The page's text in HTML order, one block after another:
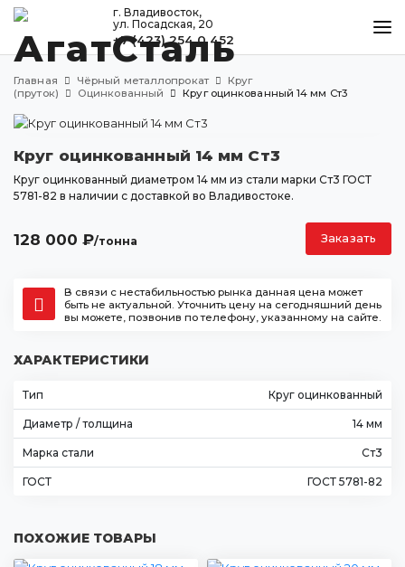
г. Владивосток,
ул. Посадская, 20
+7 (423) 254 0 452
КАТАЛОГ
МЕТАЛЛООБРАБОТКА
ДОСТАВКА И ОПЛАТА
КОНТАКТЫ
Владивосток
ул. Посадская, 20
agatstal@mail.ru
Главная Чёрный металлопрокат
Круг
(пруток)
Оцинкованный Круг оцинкованный 14 мм Ст3
Круг оцинкованный 14 мм Ст3
Круг оцинкованный диаметром 14 мм из стали марки Ст3 ГОСТ
5781-82 в наличии с доставкой во Владивостоке.
128 000 ₽/тонна Заказать
В связи с нестабильностью рынка данная цена может
быть не актуальной. Уточнить цену на сегодняшний день
вы можете, позвонив по телефону, указанному на сайте.
ХАРАКТЕРИСТИКИ
Тип Круг оцинкованный
Диаметр / толщина 14 мм
Марка стали Ст3
ГОСТ ГОСТ 5781-82
ПОХОЖИЕ ТОВАРЫ